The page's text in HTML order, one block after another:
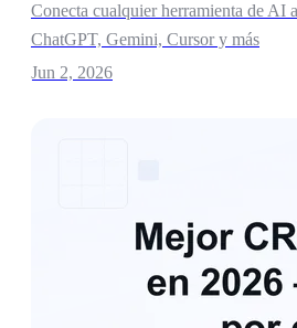
Conecta cualquier herramienta de AI
ChatGPT, Gemini, Cursor y más
Jun 2, 2026